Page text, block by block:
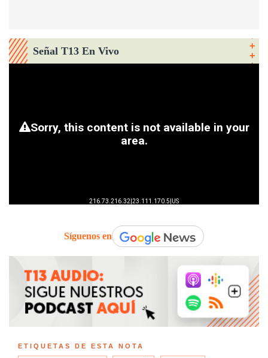
Señal T13 En Vivo
Síguenos en
ETIQUETAS DE ESTA NOTA